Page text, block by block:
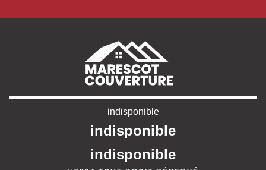
indisponible
indisponible
indisponible